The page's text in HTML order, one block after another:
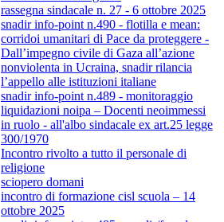
rassegna sindacale n. 27 - 6 ottobre 2025
snadir info-point n.490 - flotilla e mean:
corridoi umanitari di Pace da proteggere -
Dall’impegno civile di Gaza all’azione
nonviolenta in Ucraina, snadir rilancia
l’appello alle istituzioni italiane
snadir info-point n.489 - monitoraggio
liquidazioni noipa – Docenti neoimmessi
in ruolo - all'albo sindacale ex art.25 legge
300/1970
Incontro rivolto a tutto il personale di
religione
sciopero domani
incontro di formazione cisl scuola – 14
ottobre 2025